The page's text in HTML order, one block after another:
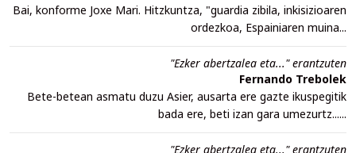
Bai, konforme Joxe Mari. Hitzkuntza, "guardia zibila, inkisizioaren
ordezkoa, Espainiaren muina...
"Ezker abertzalea eta..." erantzuten
Fernando Trebolek
Bete-betean asmatu duzu Asier, ausarta ere gazte ikuspegitik
bada ere, beti izan gara umezurtz......
"Ezker abertzalea eta..." erantzuten